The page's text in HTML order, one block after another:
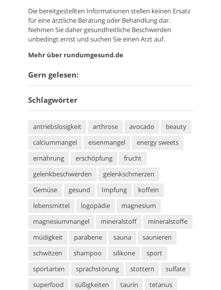
Die bereitgestellten Informationen stellen keinen Ersatz
für eine ärztliche Beratung oder Behandlung dar.
Nehmen Sie daher gesundheitliche Beschwerden
unbedingt ernst und suchen Sie einen Arzt auf.
Mehr über rundumgesund.de
Gern gelesen:
Schlagwörter
antriebslosigkeit arthrose avocado
beauty
calciummangel
eisenmangel
energy sweets
ernährung
erschöpfung
frucht
gelenkbeschwerden
gelenkschmerzen
Gemüse
gesund Impfung
koffein
lebensmittel
logopädie
magnesium
magnesiummangel
mineralstoff
mineralstoffe
müdigkeit
parabene sauna
saunieren
schwitzen
shampoo silikone
sport
sportarten
sprachstörung stottern
sulfate
superfood
süßigkeiten taurin tetanus